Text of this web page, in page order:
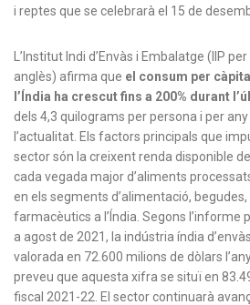
i reptes que se celebrarà el 15 de
L’Institut Indi d’Envàs i Embalatge (IIP
anglès) afirma que el consum per
l’Índia ha crescut fins a 200% durant
dels 4,3 quilograms per persona i per
l’actualitat. Els factors principals que
sector són la creixent renda disponible
cada vegada major d’aliments
en els segments d’alimentació,
farmacèutics a l’Índia. Segons l’informe
a agost de 2021, la indústria índia
valorada en 72.600 milions de dòlars
preveu que aquesta xifra se situï en
fiscal 2021-22. El sector continuarà